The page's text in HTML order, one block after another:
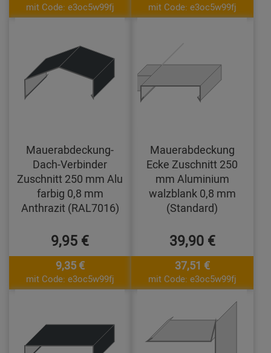
mit Code: e3oc5w99fj mit Code: e3oc5w99fj
Mauerabdeckung-
Dach-Verbinder
Zuschnitt 250 mm Alu
farbig 0,8 mm
Anthrazit (RAL7016)
9,95 €
9,35 €
mit Code: e3oc5w99fj
Mauerabdeckung
Ecke Zuschnitt 250
mm Aluminium
walzblank 0,8 mm
(Standard)
39,90 €
37,51 €
mit Code: e3oc5w99fj